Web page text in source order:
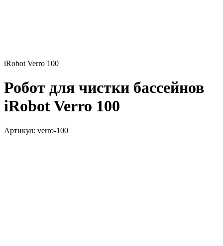
iRobot Verro 100
Робот для чистки бассейнов
iRobot Verro 100
Артикул: verro-100